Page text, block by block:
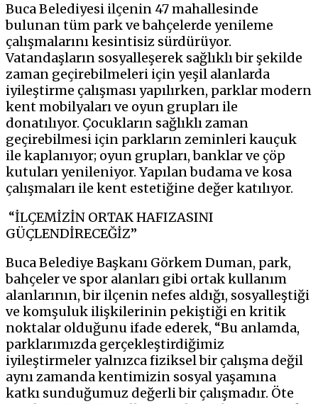
Buca Belediyesi ilçenin 47 mahallesinde
bulunan tüm park ve bahçelerde yenileme
çalışmalarını kesintisiz sürdürüyor.
Vatandaşların sosyalleşerek sağlıklı bir şekilde
zaman geçirebilmeleri için yeşil alanlarda
iyileştirme çalışması yapılırken, parklar modern
kent mobilyaları ve oyun grupları ile
donatılıyor. Çocukların sağlıklı zaman
geçirebilmesi için parkların zeminleri kauçuk
ile kaplanıyor; oyun grupları, banklar ve çöp
kutuları yenileniyor. Yapılan budama ve kosa
çalışmaları ile kent estetiğine değer katılıyor.
“İLÇEMİZİN ORTAK HAFIZASINI
GÜÇLENDİRECEĞİZ”
Buca Belediye Başkanı Görkem Duman, park,
bahçeler ve spor alanları gibi ortak kullanım
alanlarının, bir ilçenin nefes aldığı, sosyalleştiği
ve komşuluk ilişkilerinin pekiştiği en kritik
noktalar olduğunu ifade ederek, “Bu anlamda,
parklarımızda gerçekleştirdiğimiz
iyileştirmeler yalnızca fiziksel bir çalışma değil
aynı zamanda kentimizin sosyal yaşamına
katkı sunduğumuz değerli bir çalışmadır. Öte